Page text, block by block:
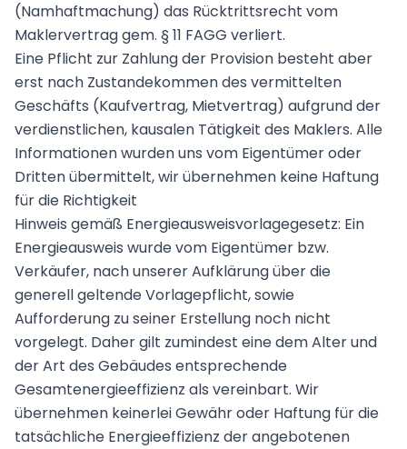
(Namhaftmachung) das Rücktrittsrecht vom
Maklervertrag gem. § 11 FAGG verliert.
Eine Pflicht zur Zahlung der Provision besteht aber
erst nach Zustandekommen des vermittelten
Geschäfts (Kaufvertrag, Mietvertrag) aufgrund der
verdienstlichen, kausalen Tätigkeit des Maklers. Alle
Informationen wurden uns vom Eigentümer oder
Dritten übermittelt, wir übernehmen keine Haftung
für die Richtigkeit
Hinweis gemäß Energieausweisvorlagegesetz: Ein
Energieausweis wurde vom Eigentümer bzw.
Verkäufer, nach unserer Aufklärung über die
generell geltende Vorlagepflicht, sowie
Aufforderung zu seiner Erstellung noch nicht
vorgelegt. Daher gilt zumindest eine dem Alter und
der Art des Gebäudes entsprechende
Gesamtenergieeffizienz als vereinbart. Wir
übernehmen keinerlei Gewähr oder Haftung für die
tatsächliche Energieeffizienz der angebotenen